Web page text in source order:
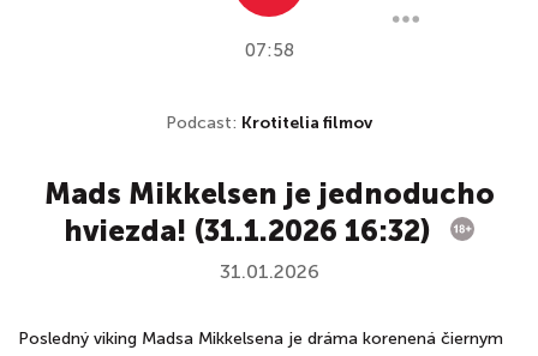
07:58
Podcast: Krotitelia filmov
Mads Mikkelsen je jednoducho
hviezda! (31.1.2026 16:32)
31.01.2026
Posledný viking Madsa Mikkelsena je dráma korenená čiernym